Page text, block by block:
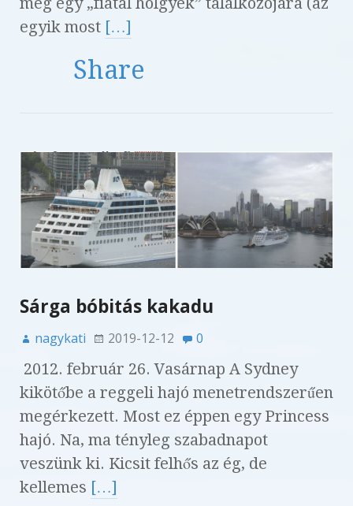
egyik most […]
Share
Sárga bóbitás kakadu
nagykati 2019-12-12 0
2012. február 26. Vasárnap A Sydney
kikötőbe a reggeli hajó menetrendszerűen
megérkezett. Most ez éppen egy Princess
hajó. Na, ma tényleg szabadnapot
veszünk ki. Kicsit felhős az ég, de
kellemes […]